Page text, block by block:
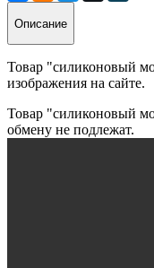
Описание
Товар "силиконовый
изображения на сайте.
Товар "силиконовый
обмену не подлежат.